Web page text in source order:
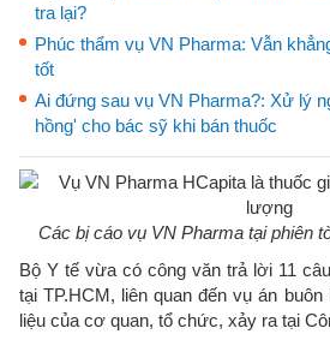
tra lại?
Phúc thẩm vụ VN Pharma: Vẫn
tốt
Ai đứng sau vụ VN Pharma?: Xử lý
hồng' cho bác sỹ khi bán thuốc
Các bị cáo vụ VN Pharma tại phiên
Bộ Y tế vừa có công văn trả lời 11
tại TP.HCM, liên quan đến vụ án
liệu của cơ quan, tổ chức, xảy ra tại